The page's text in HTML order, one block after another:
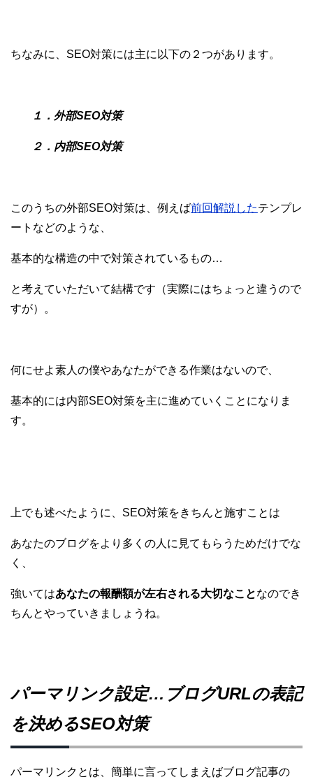
ちなみに、SEO対策には主に以下の２つがあります。
１． 外部SEO対策
２． 内部SEO対策
このうちの外部SEO対策は、例えば前回解説したテンプレ
ートなどのような、
基本的な構造の中で対策されているもの…
と考えていただいて結構です（実際にはちょっと違うので
すが）。
何にせよ素人の僕やあなたができる作業はないので、
基本的には内部SEO対策を主に進めていくことになりま
す。
上でも述べたように、SEO対策をきちんと施すことは
あなたのブログをより多くの人に見てもらうためだけでな
く、
強いてはあなたの報酬額が左右される大切なことなのでき
ちんとやっていきましょうね。
パーマリンク設定…ブログURLの表記
を決めるSEO対策
パーマリンクとは、簡単に言ってしまえばブログ記事の